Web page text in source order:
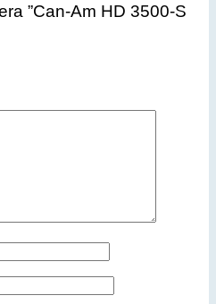
”Can-Am HD 3500-S